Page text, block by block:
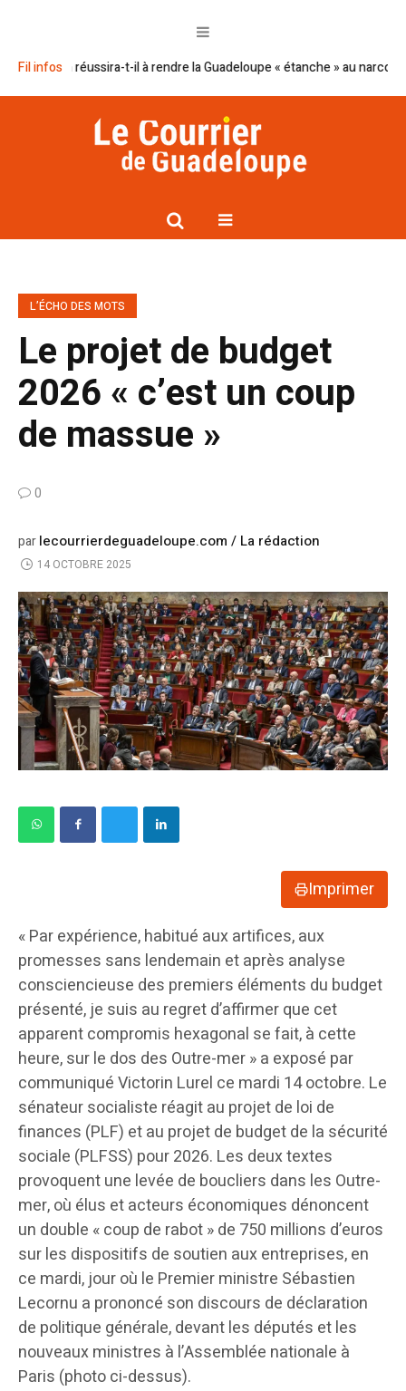
Fil infos
réussira-t-il à rendre la Guadeloupe « étanche » au narcotrafic ?
L’ÉCHO DES MOTS
Le projet de budget
2026 « c’est un coup
de massue »
0
parlecourrierdeguadeloupe.com / La rédaction
14 OCTOBRE 2025
Imprimer
« Par expérience, habitué aux artifices, aux
promesses sans lendemain et après analyse
consciencieuse des premiers éléments du budget
présenté, je suis au regret d’affirmer que cet
apparent compromis hexagonal se fait, à cette
heure, sur le dos des Outre-mer » a exposé par
communiqué Victorin Lurel ce mardi 14 octobre. Le
sénateur socialiste réagit au projet de loi de
finances (PLF) et au projet de budget de la sécurité
sociale (PLFSS) pour 2026. Les deux textes
provoquent une levée de boucliers dans les Outre-
mer, où élus et acteurs économiques dénoncent
un double « coup de rabot » de 750 millions d’euros
sur les dispositifs de soutien aux entreprises, en
ce mardi, jour où le Premier ministre Sébastien
Lecornu a prononcé son discours de déclaration
de politique générale, devant les députés et les
nouveaux ministres à l’Assemblée nationale à
Paris (photo ci-dessus).